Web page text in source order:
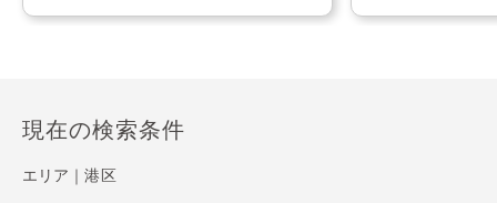
現在の検索条件
エリア｜ 港区